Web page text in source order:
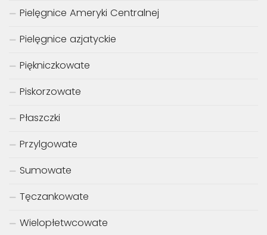
Pielęgnice Ameryki Centralnej
Pielęgnice azjatyckie
Piękniczkowate
Piskorzowate
Płaszczki
Przylgowate
Sumowate
Tęczankowate
Wielopłetwcowate